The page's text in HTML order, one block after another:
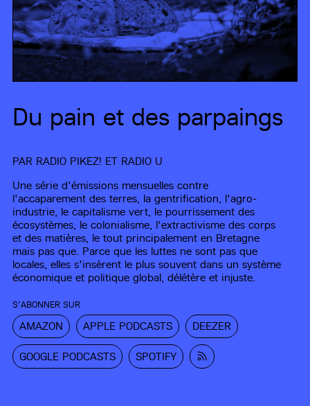
Du pain et des parpaings
PAR RADIO PIKEZ! ET RADIO U
Une série d'émissions mensuelles contre
l'accaparement des terres, la gentrification, l'agro-
industrie, le capitalisme vert, le pourrissement des
écosystèmes, le colonialisme, l'extractivisme des corps
et des matières, le tout principalement en Bretagne
mais pas que. Parce que les luttes ne sont pas que
locales, elles s'insèrent le plus souvent dans un système
économique et politique global, délétère et injuste.
S’ABONNER SUR
AMAZON APPLE PODCASTS DEEZER
GOOGLE PODCASTS SPOTIFY